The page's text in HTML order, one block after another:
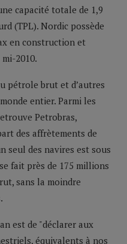
capacité totale de 1,9
(TPL). Nordic possède
en construction et
2010.
pétrole brut et d’autres
entier. Parmi les
Petrobras,
des affrètements de
seul des navires est sous
fait près de 175 millions
sans la moindre
est de "déclarer aux
équivalents à nos